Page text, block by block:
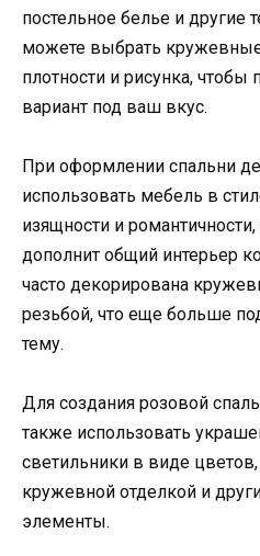
постельное белье и другие
можете выбрать
плотности и рисунка,
вариант под ваш вкус.
При оформлении спальни
использовать мебель в
изящности и
дополнит общий интерьер
часто декорирована
резьбой, что еще больше
тему.
Для создания розовой
также использовать
светильники в виде
кружевной отделкой и
элементы.